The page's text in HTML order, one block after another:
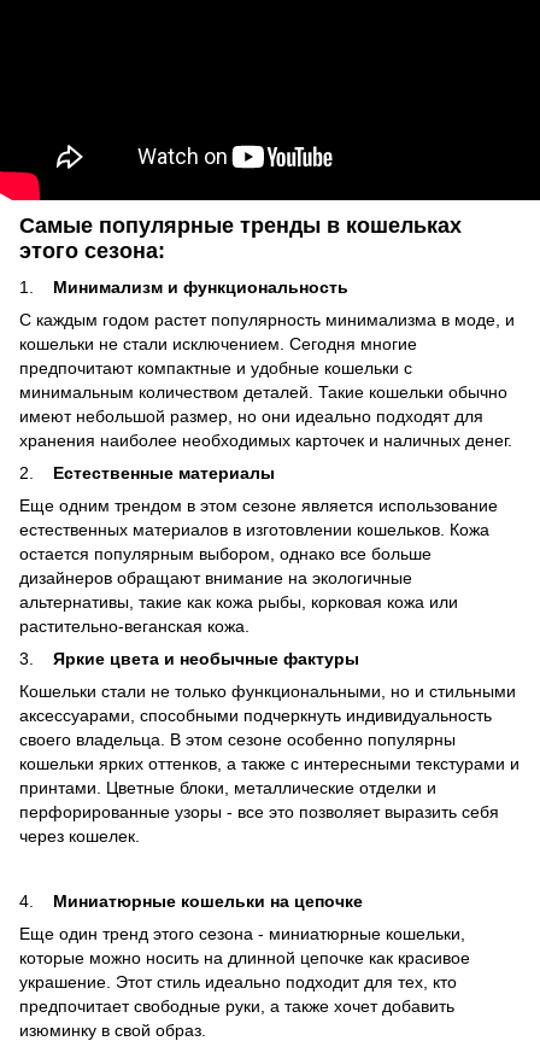
Самые популярные тренды в кошельках
этого сезона:
1. Минимализм и функциональность
С каждым годом растет популярность минимализма в моде, и
кошельки не стали исключением. Сегодня многие
предпочитают компактные и удобные кошельки с
минимальным количеством деталей. Такие кошельки обычно
имеют небольшой размер, но они идеально подходят для
хранения наиболее необходимых карточек и наличных денег.
2. Естественные материалы
Еще одним трендом в этом сезоне является использование
естественных материалов в изготовлении кошельков. Кожа
остается популярным выбором, однако все больше
дизайнеров обращают внимание на экологичные
альтернативы, такие как кожа рыбы, корковая кожа или
растительно-веганская кожа.
3. Яркие цвета и необычные фактуры
Кошельки стали не только функциональными, но и стильными
аксессуарами, способными подчеркнуть индивидуальность
своего владельца. В этом сезоне особенно популярны
кошельки ярких оттенков, а также с интересными текстурами и
принтами. Цветные блоки, металлические отделки и
перфорированные узоры - все это позволяет выразить себя
через кошелек.
4. Миниатюрные кошельки на цепочке
Еще один тренд этого сезона - миниатюрные кошельки,
которые можно носить на длинной цепочке как красивое
украшение. Этот стиль идеально подходит для тех, кто
предпочитает свободные руки, а также хочет добавить
изюминку в свой образ.